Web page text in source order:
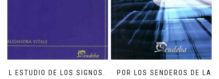
EL ESTUDIO DE LOS SIGNOS.
POR LOS SENDEROS DE LA